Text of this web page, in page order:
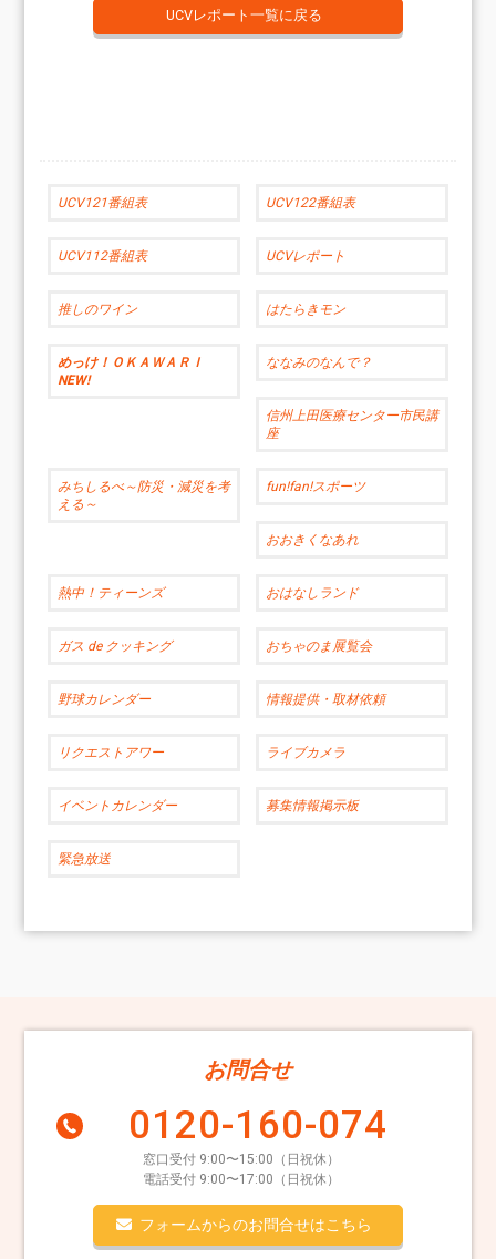
UCVレポート一覧に戻る
UCV121番組表 UCV122番組表
UCV112番組表 UCVレポート
推しのワイン はたらきモン
めっけ！ＯＫＡＷＡＲＩ
NEW!
ななみのなんで？
信州上田医療センター市民講
座
みちしるべ～防災・減災を考
える～
fun!fan!スポーツ
おおきくなあれ
熱中！ティーンズ おはなしランド
ガス de クッキング おちゃのま展覧会
野球カレンダー 情報提供・取材依頼
リクエストアワー ライブカメラ
イベントカレンダー 募集情報掲示板
緊急放送
お問合せ
0120-160-074
窓口受付 9:00〜15:00（日祝休）
電話受付 9:00〜17:00（日祝休）
フォームからのお問合せはこちら